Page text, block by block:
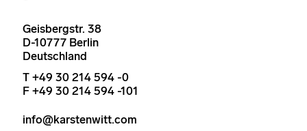
Geisbergstr. 38
D-10777 Berlin
Deutschland
T +49 30 214 594 -0
F +49 30 214 594 -101
info@karstenwitt.com